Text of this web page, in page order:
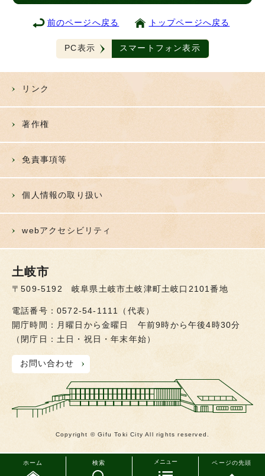
前のページへ戻る トップページへ戻る
PC表示 スマートフォン表示
ホーム 検索 メニュー ページの先頭
リンク
著作権
免責事項等
個人情報の取り扱い
webアクセシビリティ
土岐市
〒509-5192 岐阜県土岐市土岐津町土岐口2101番地
電話番号：0572-54-1111（代表）
開庁時間：月曜日から金曜日 午前9時から午後4時30分
（閉庁日：土日・祝日・年末年始）
お問い合わせ
Copyright © Gifu Toki City All rights reserved.